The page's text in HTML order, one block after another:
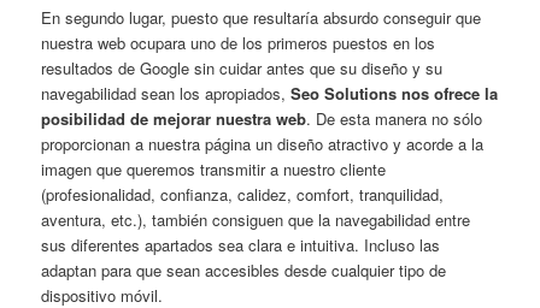
En segundo lugar, puesto que resultaría absurdo conseguir que
nuestra web ocupara uno de los primeros puestos en los
resultados de Google sin cuidar antes que su diseño y su
navegabilidad sean los apropiados,Seo Solutions nos ofrece la
posibilidad de mejorar nuestra web. De esta manera no sólo
proporcionan a nuestra página un diseño atractivo y acorde a la
imagen que queremos transmitir a nuestro cliente
(profesionalidad, confianza, calidez, comfort, tranquilidad,
aventura, etc.), también consiguen que la navegabilidad entre
sus diferentes apartados sea clara e intuitiva. Incluso las
adaptan para que sean accesibles desde cualquier tipo de
dispositivo móvil.